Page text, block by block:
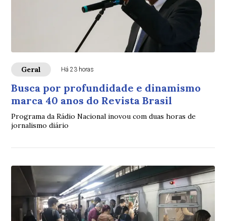
Geral Há 23 horas
Busca por profundidade e dinamismo
marca 40 anos do Revista Brasil
Programa da Rádio Nacional inovou com duas horas de
jornalismo diário